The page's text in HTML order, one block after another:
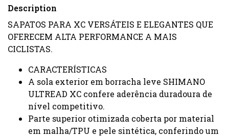
Description
SAPATOS PARA XC VERSÁTEIS E ELEGANTES QUE
OFERECEM ALTA PERFORMANCE A MAIS
CICLISTAS.
CARACTERÍSTICAS
A sola exterior em borracha leve SHIMANO
ULTREAD XC confere aderência duradoura de
nível competitivo.
Parte superior otimizada coberta por material
em malha/TPU e pele sintética, conferindo um